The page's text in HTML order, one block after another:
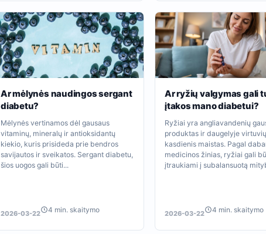
Ar mėlynės naudingos sergant
diabetu?
Mėlynės vertinamos dėl gausaus
vitaminų, mineralų ir antioksidantų
kiekio, kuris prisideda prie bendros
savijautos ir sveikatos. Sergant diabetu,
šios uogos gali būti...
2026-03-22 4 min. skaitymo
Ar ryžių valgymas gali
įtakos mano diabetui?
Ryžiai yra angliavandenių
produktas ir daugelyje
kasdienis maistas. Pagal
medicinos žinias, ryžiai gali
įtraukiami į subalansuotą
2026-03-22 4 min. skaitymo